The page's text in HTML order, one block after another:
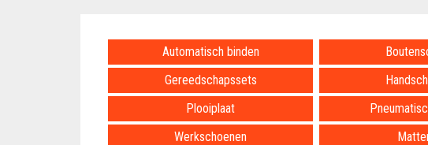
Automatisch binden
Gereedschapssets
Plooiplaat
Werkschoenen